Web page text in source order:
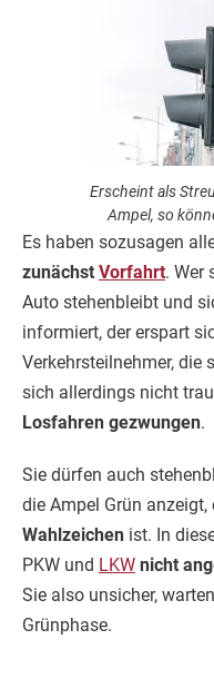
Erscheint als
Ampel, so
Es haben sozusagen
zunächst Vorfahrt. Wer
Auto stehenbleibt und
informiert, der erspart
Verkehrsteilnehmer, die
sich allerdings nicht
Losfahren gezwungen.
Sie dürfen auch
die Ampel Grün
Wahlzeichen ist. In
PKW und LKW nicht
Sie also unsicher,
Grünphase.